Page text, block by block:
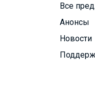
Все
Анонсы
Новости